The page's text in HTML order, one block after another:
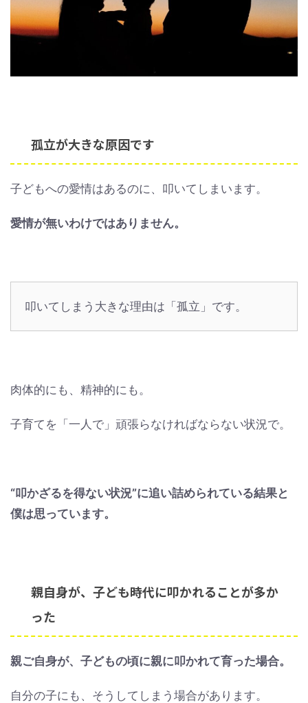
孤立が大きな原因です
子どもへの愛情はあるのに、叩いてしまいます。
愛情が無いわけではありません。
叩いてしまう大きな理由は「孤立」です。
肉体的にも、精神的にも。
子育てを「一人で」頑張らなければならない状況で。
“叩かざるを得ない状況”に追い詰められている結果と
僕は思っています。
親自身が、子ども時代に叩かれることが多か
った
親ご自身が、子どもの頃に親に叩かれて育った場合。
自分の子にも、そうしてしまう場合があります。